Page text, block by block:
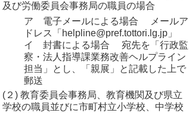
及び労働委員会事務局の職員の場合
ア 電子メールによる場合 メールア
ドレス「helpline@pref.tottori.lg.jp」
イ 封書による場合 宛先を「行政監
察・法人指導課業務改善ヘルプライン
担当」とし、「親展」と記載した上で
郵送
(２) 教育委員会事務局、教育機関及び県立
学校の職員並びに市町村立小学校、中学校